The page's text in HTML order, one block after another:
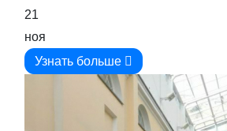
21
ноя
Узнать больше